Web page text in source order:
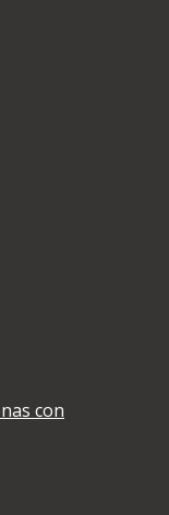
con